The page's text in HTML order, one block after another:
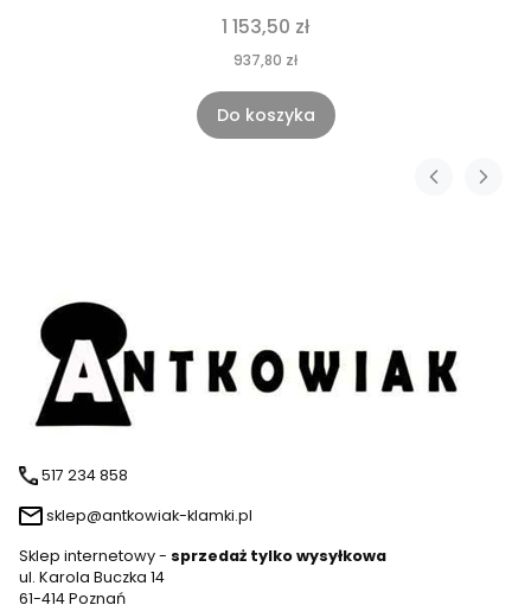
1 153,50 zł
937,80 zł
Do koszyka
517 234 858
sklep@antkowiak-klamki.pl
Sklep internetowy - sprzedaż tylko wysyłkowa
ul. Karola Buczka 14
61-414 Poznań